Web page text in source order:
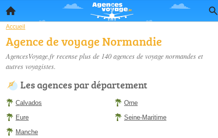
Accueil
Agence de voyage Normandie
AgencesVoyage.fr recense plus de 140 agences de voyage normandes et
autres voyagistes.
Les agences par département
Calvados
Eure
Manche
Orne
Seine-Maritime